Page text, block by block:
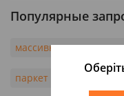
Популярные
массивная доска
паркет массивная доска